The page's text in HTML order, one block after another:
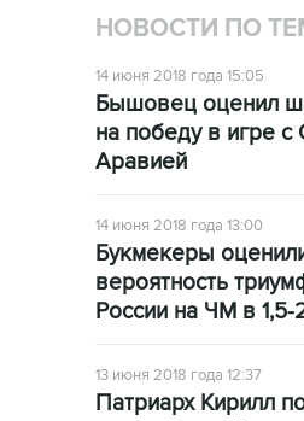
НОВОСТИ ПО
14 июня 2018 года 15:05
Бышовец оценил
на победу в игре с
Аравией
14 июня 2018 года 13:00
Букмекеры
вероятность
России на ЧМ в 1,5-
13 июня 2018 года 12:37
Патриарх Кирилл